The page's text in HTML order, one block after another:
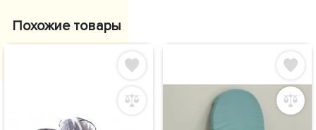
Похожие товары